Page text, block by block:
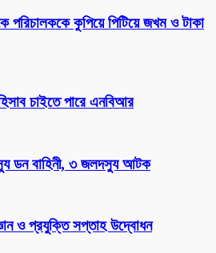
পরিচালককে কুপিয়ে পিটিয়ে জখম ও টাকা
চাইতে পারে এনবিআর
ডন বাহিনী, ৩ জলদস্যু আটক
ও প্রযুক্তি সপ্তাহ উদ্বোধন